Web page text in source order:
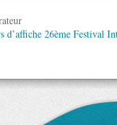
d’affiche 26ème Festival